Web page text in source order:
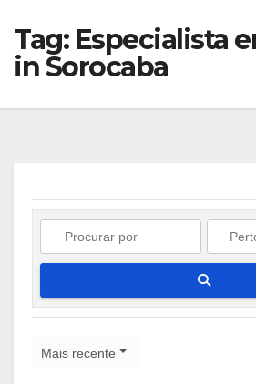
Tag: Especialista
in Sorocaba
Mais recente